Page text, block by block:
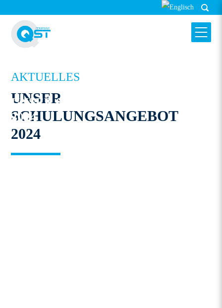
UNSER SCHULUNGSANGEBOT
2024
AKTUELLES
UNSER
SCHULUNGSANGEBOT
2024